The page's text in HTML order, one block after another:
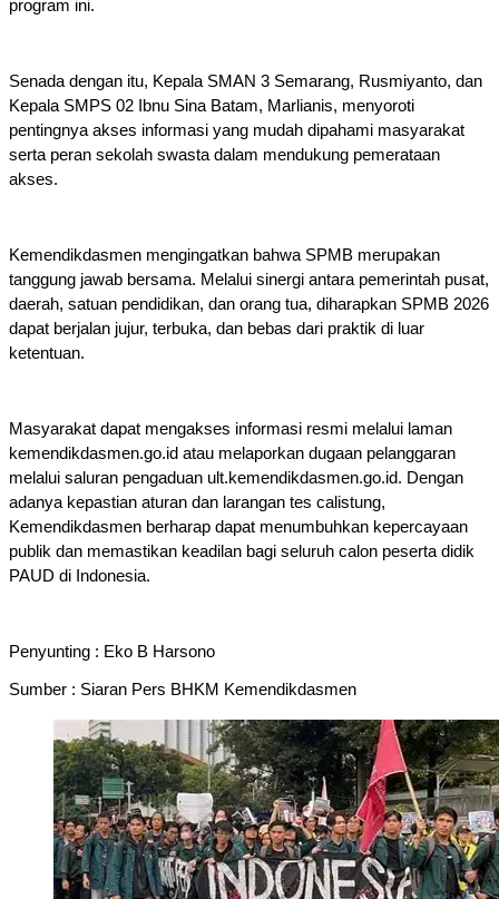
program ini.
Senada dengan itu, Kepala SMAN 3 Semarang, Rusmiyanto, dan
Kepala SMPS 02 Ibnu Sina Batam, Marlianis, menyoroti
pentingnya akses informasi yang mudah dipahami masyarakat
serta peran sekolah swasta dalam mendukung pemerataan
akses.
Kemendikdasmen mengingatkan bahwa SPMB merupakan
tanggung jawab bersama. Melalui sinergi antara pemerintah pusat,
daerah, satuan pendidikan, dan orang tua, diharapkan SPMB 2026
dapat berjalan jujur, terbuka, dan bebas dari praktik di luar
ketentuan.
Masyarakat dapat mengakses informasi resmi melalui laman
kemendikdasmen.go.id atau melaporkan dugaan pelanggaran
melalui saluran pengaduan ult.kemendikdasmen.go.id. Dengan
adanya kepastian aturan dan larangan tes calistung,
Kemendikdasmen berharap dapat menumbuhkan kepercayaan
publik dan memastikan keadilan bagi seluruh calon peserta didik
PAUD di Indonesia.
Penyunting : Eko B Harsono
Sumber : Siaran Pers BHKM Kemendikdasmen